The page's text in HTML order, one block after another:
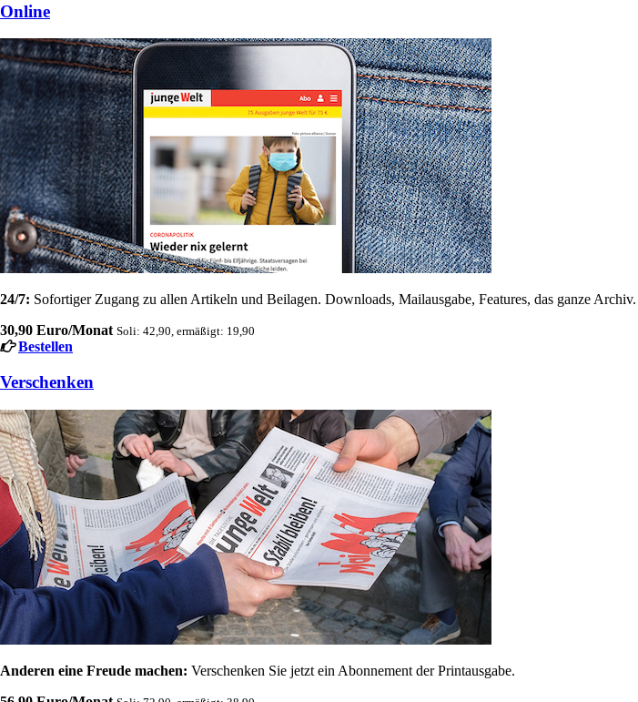
Online
24/7: Sofortiger Zugang zu allen Artikeln und Beilagen. Downloads, Mailausgabe, Features, das ganze Archiv.
30,90 Euro/Monat Soli: 42,90, ermäßigt: 19,90
Bestellen
Verschenken
Anderen eine Freude machen: Verschenken Sie jetzt ein Abonnement der Printausgabe.